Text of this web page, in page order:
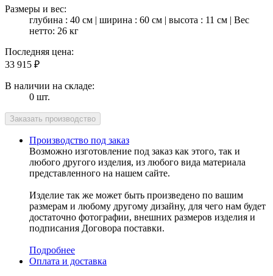
Размеры и вес:
глубина : 40 см | ширина : 60 см | высота : 11 см | Вес
нетто: 26 кг
Последняя цена:
33 915 ₽
В наличии на складе:
0 шт.
Производство под заказ
Возможно изготовление под заказ как этого, так и
любого другого изделия, из любого вида материала
представленного на нашем сайте.
Изделие так же может быть произведено по вашим
размерам и любому другому дизайну, для чего нам будет
достаточно фотографии, внешних размеров изделия и
подписания Договора поставки.
Подробнее
Оплата и доставка